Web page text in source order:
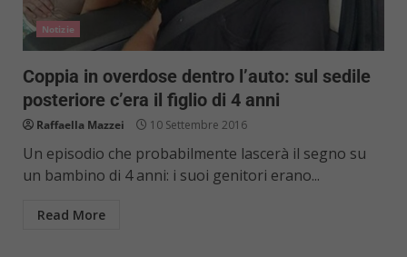
Notizie
Coppia in overdose dentro l’auto: sul sedile
posteriore c’era il figlio di 4 anni
Raffaella Mazzei 10 Settembre 2016
Un episodio che probabilmente lascerà il segno su
un bambino di 4 anni: i suoi genitori erano...
Read More